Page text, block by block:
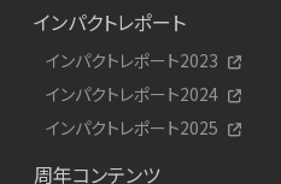
インパクトレポート
インパクトレポート2023
インパクトレポート2024
インパクトレポート2025
周年コンテンツ